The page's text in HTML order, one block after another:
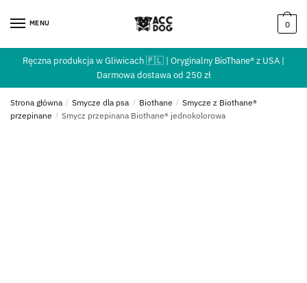
MENU 0
Ręczna produkcja w Gliwicach 🇵🇱 | Oryginalny BioThane® z USA |
Darmowa dostawa od 250 zł
Strona główna / Smycze dla psa / Biothane / Smycze z Biothane®
przepinane / Smycz przepinana Biothane® jednokolorowa